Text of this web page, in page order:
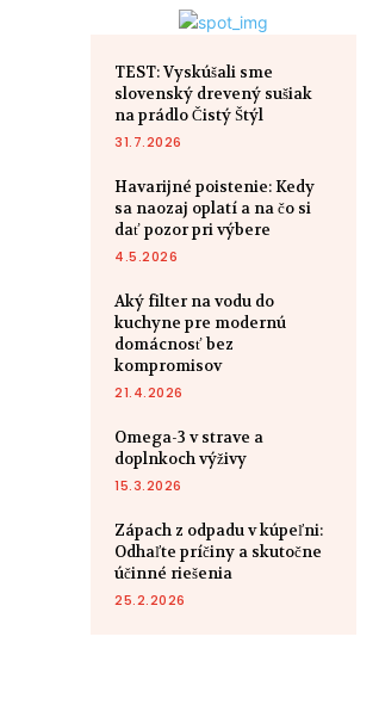
TEST: Vyskúšali sme
slovenský drevený sušiak
na prádlo Čistý Štýl
31.7.2026
Havarijné poistenie: Kedy
sa naozaj oplatí a na čo si
dať pozor pri výbere
4.5.2026
Aký filter na vodu do
kuchyne pre modernú
domácnosť bez
kompromisov
21.4.2026
Omega-3 v strave a
doplnkoch výživy
15.3.2026
Zápach z odpadu v kúpeľni:
Odhaľte príčiny a skutočne
účinné riešenia
25.2.2026